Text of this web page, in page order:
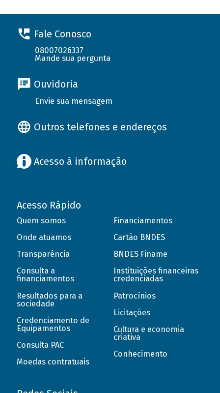
Fale Conosco
08007026337
Mande sua pergunta
Ouvidoria
Envie sua mensagem
Outros telefones e endereços
Acesso à informação
Acesso Rápido
Quem somos
Onde atuamos
Transparência
Consulta a
financiamentos
Resultados para a
sociedade
Credenciamento de
Equipamentos
Consulta PAC
Moedas contratuais
Financiamentos
Cartão BNDES
BNDES Finame
Instituições financeiras
credenciadas
Patrocínios
Licitações
Cultura e economia
criativa
Conhecimento